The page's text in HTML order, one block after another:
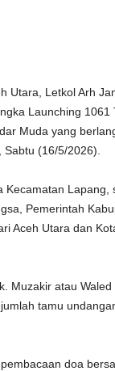
Utara, Letkol Arh
Launching 1061
Muda yang
(16/5/2026).
Kecamatan Lapang,
Pemerintah
Aceh Utara dan
Muzakir atau Waled
tamu
doa